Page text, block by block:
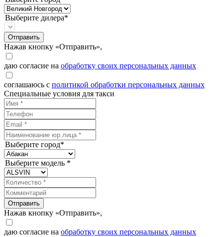
Выберите дилера*
Отправить
Нажав кнопку «Отправить»,
даю согласие на обработку своих персональных данных
соглашаюсь с политикой обработки персональных данных
Специальные условия для такси
Выберите город*
Выберите модель *
Отправить
Нажав кнопку «Отправить»,
даю согласие на обработку своих персональных данных